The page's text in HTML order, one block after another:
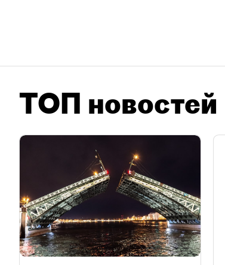
ТОП новостей